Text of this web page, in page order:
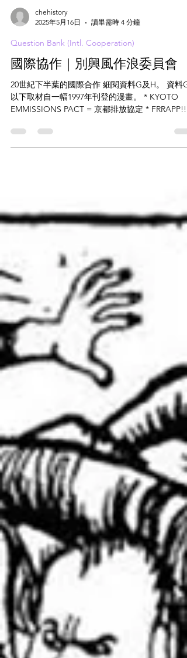
2025年5月16日
讀畢需時 4 分鐘
Question Bank (Intl. Cooperation)
國際協作｜別興風作浪委員會
20世紀下半葉的國際合作 細閱資料G及H。 資料G
以下取材自一幅1997年刊登的漫畫。 * KYOTO
EMMISSIONS PACT = 京都排放協定 * FRRAPP!!